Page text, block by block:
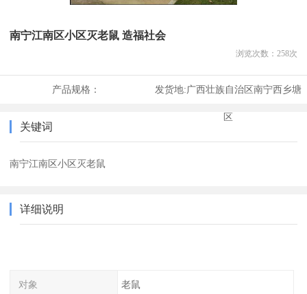
南宁江南区小区灭老鼠 造福社会
浏览次数： 258次
产品规格： 发货地:广西壮族自治区南宁西乡塘
区
关键词
南宁江南区小区灭老鼠
详细说明
对象 老鼠